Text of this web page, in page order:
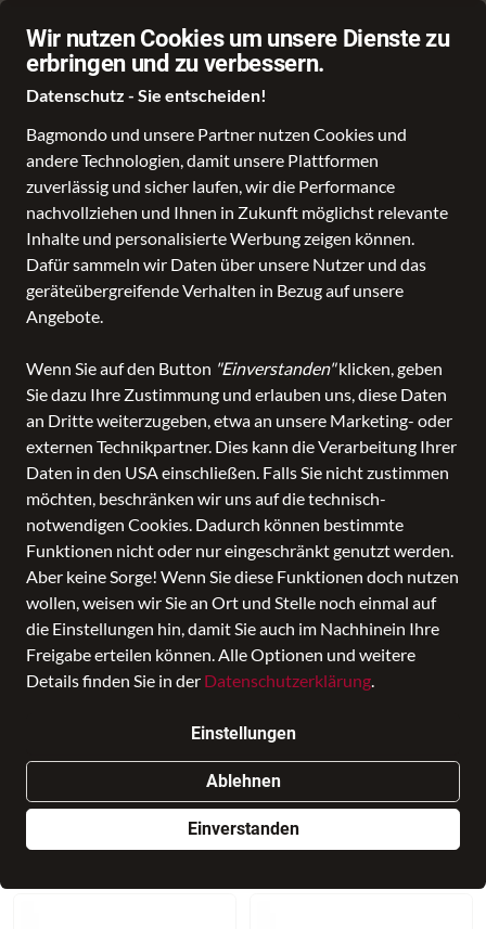
Wir nutzen Cookies um unsere Dienste zu
erbringen und zu verbessern.
Datenschutz - Sie entscheiden!
Bagmondo und unsere Partner nutzen Cookies und
andere Technologien, damit unsere Plattformen
zuverlässig und sicher laufen, wir die Performance
nachvollziehen und Ihnen in Zukunft möglichst relevante
Inhalte und personalisierte Werbung zeigen können.
Dafür sammeln wir Daten über unsere Nutzer und das
geräteübergreifende Verhalten in Bezug auf unsere
Angebote.
Wenn Sie auf den Button "Einverstanden"klicken, geben
Sie dazu Ihre Zustimmung und erlauben uns, diese Daten
an Dritte weiterzugeben, etwa an unsere Marketing- oder
externen Technikpartner. Dies kann die Verarbeitung Ihrer
Daten in den USA einschließen. Falls Sie nicht zustimmen
möchten, beschränken wir uns auf die technisch-
notwendigen Cookies. Dadurch können bestimmte
Funktionen nicht oder nur eingeschränkt genutzt werden.
Aber keine Sorge! Wenn Sie diese Funktionen doch nutzen
wollen, weisen wir Sie an Ort und Stelle noch einmal auf
die Einstellungen hin, damit Sie auch im Nachhinein Ihre
Freigabe erteilen können. Alle Optionen und weitere
Details finden Sie in der Datenschutzerklärung.
Einstellungen
Ablehnen
Einverstanden
Reise Business Freizeit Fashion & Lifestyle
alle Kategorien Koffer und Reisetaschen Board-Gepäck
Board-Gepäck
SALE Marken Altersgruppe Farbe
22 Produkte
travelite
NEU
travelite
CUBIS Bordtasche